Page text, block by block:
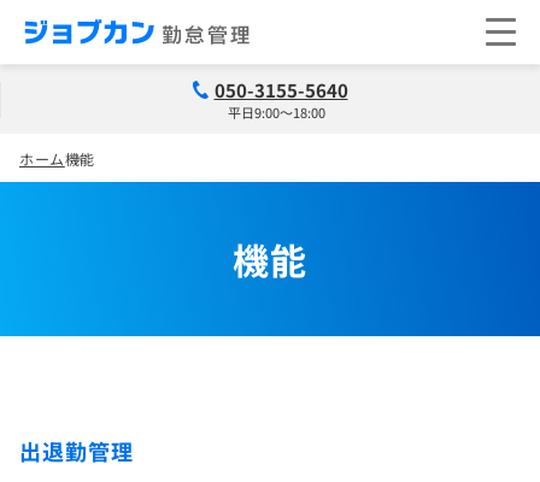
050-3155-5640
平日9:00～18:00
ホーム機能
機能
出退勤管理